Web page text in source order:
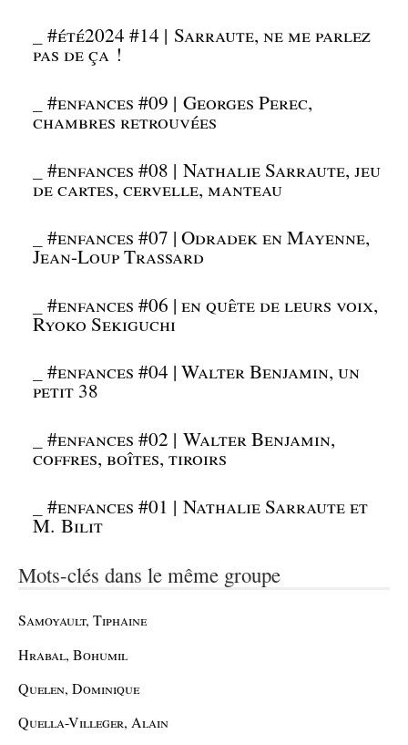
_#été2024 #14 | Sarraute, ne me parlez
pas de ça !
_#enfances #09 | Georges Perec,
chambres retrouvées
_#enfances #08 | Nathalie Sarraute, jeu
de cartes, cervelle, manteau
_#enfances #07 | Odradek en Mayenne,
Jean-Loup Trassard
_#enfances #06 | en quête de leurs voix,
Ryoko Sekiguchi
_#enfances #04 | Walter Benjamin, un
petit 38
_#enfances #02 | Walter Benjamin,
coffres, boîtes, tiroirs
_#enfances #01 | Nathalie Sarraute et
M. Bilit
Mots-clés dans le même groupe
Samoyault, Tiphaine
Hrabal, Bohumil
Quelen, Dominique
Quella-Villeger, Alain